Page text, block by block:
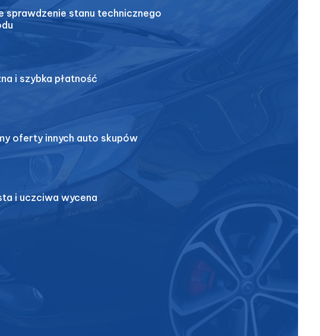
sprawdzenie stanu technicznego
i szybka płatność
oferty innych auto skupów
i uczciwa wycena